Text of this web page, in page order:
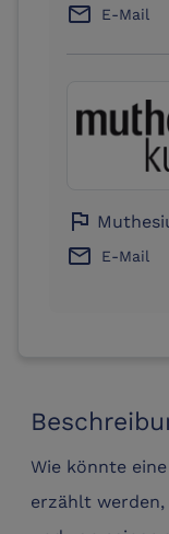
Wie könnte
erzählt
email E-Mail
flag
email E-Mail